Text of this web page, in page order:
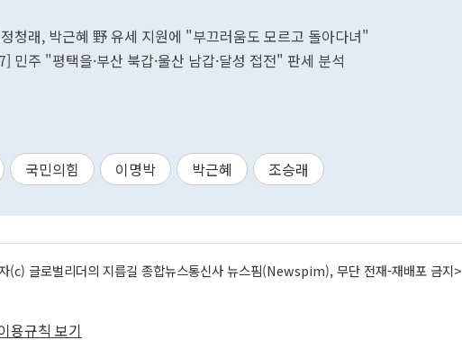
청래, 박근혜 野 유세 지원에 "부끄러움도 모르고 돌아다녀"
민주 "평택을·부산 북갑·울산 남갑·달성 접전" 판세 분석
국민의힘 이명박 박근혜 조승래
(c) 글로벌리더의 지름길 종합뉴스통신사 뉴스핌(Newspim), 무단 전재-재배포 금지>
용규칙 보기